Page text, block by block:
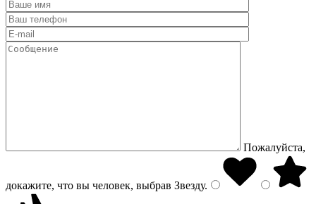
Пожалуйста,
докажите, что вы человек, выбрав Звезду.